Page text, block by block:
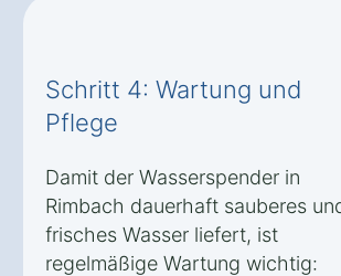
Schritt 4: Wartung und
Pflege
Damit der Wasserspender in
Rimbach dauerhaft sauberes
frisches Wasser liefert, ist
regelmäßige Wartung wichtig: